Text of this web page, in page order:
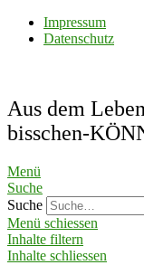
Impressum
Datenschutz
Aus dem
bisschen-
Menü
Suche
Suche
Menü schiessen
Inhalte filtern
Inhalte schliessen